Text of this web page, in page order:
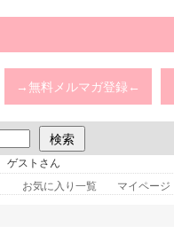
→無料メルマガ登録←
ゲストさん
お気に入り一覧
マイページ